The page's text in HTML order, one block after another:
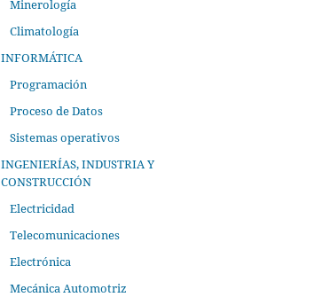
Minerología
Climatología
INFORMÁTICA
Programación
Proceso de Datos
Sistemas operativos
INGENIERÍAS, INDUSTRIA Y
CONSTRUCCIÓN
Electricidad
Telecomunicaciones
Electrónica
Mecánica Automotriz